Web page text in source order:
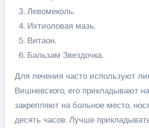
Левомеколь.
Ихтиоловая мазь.
Витаон.
Бальзам Звездочка.
Для лечения часто используют
Вишневского, его прикладывают
закрепляют на больное место,
десять часов. Лучше